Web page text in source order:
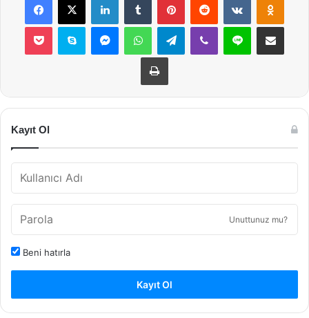
Pocket Skype MessengerWhatsAppTelegramViber Line E-Posta ile
Yazdır
Kayıt Ol
Unuttunuz mu?
Beni hatırla
Kayıt Ol